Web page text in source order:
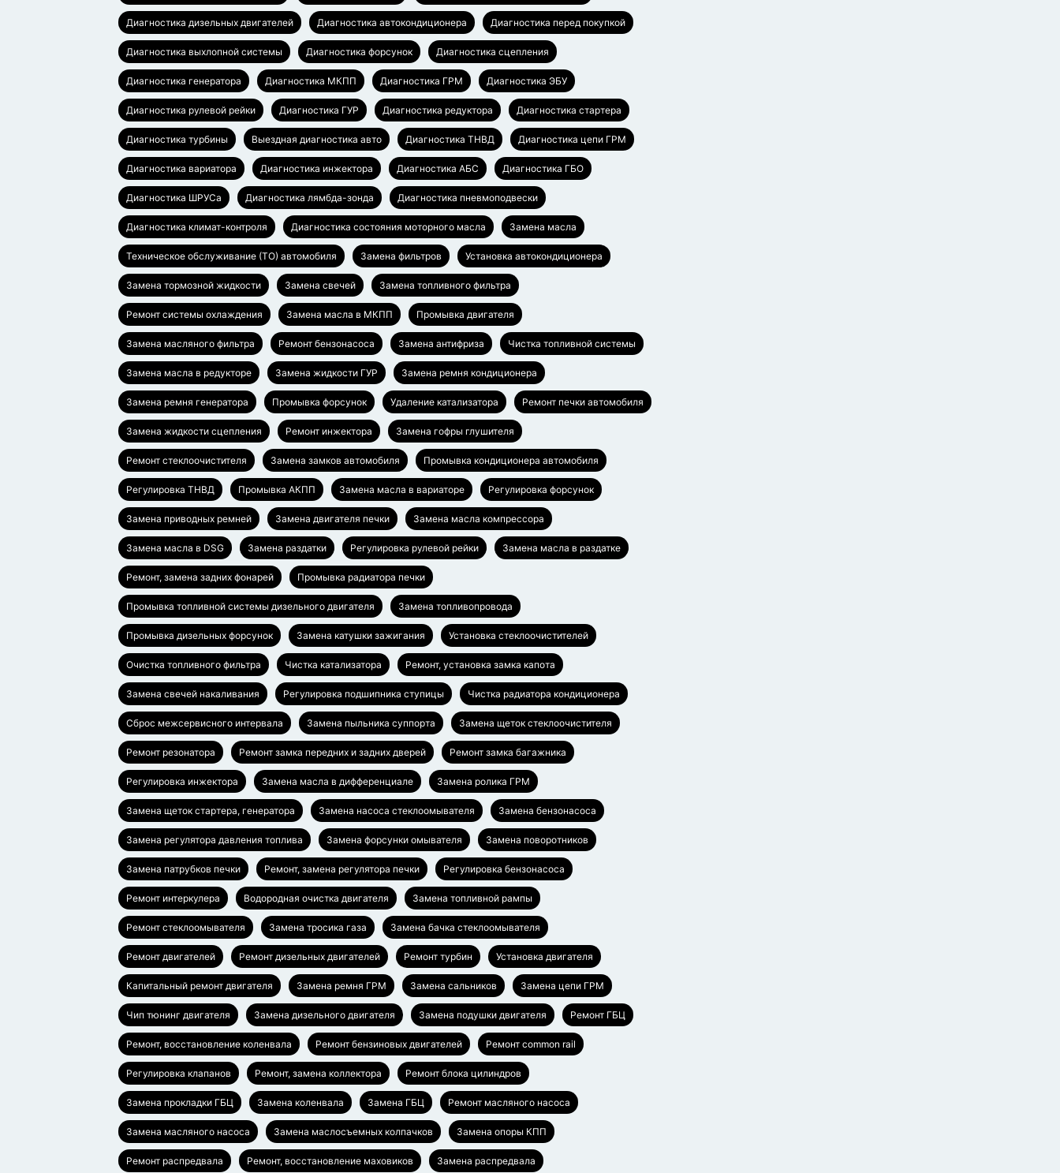
Диагностика дизельных двигателей Диагностика автокондиционера Диагностика перед покупкой
Диагностика выхлопной системы Диагностика форсунок Диагностика сцепления
Диагностика генератора Диагностика МКПП Диагностика ГРМ Диагностика ЭБУ
Диагностика рулевой рейки Диагностика ГУР Диагностика редуктора Диагностика стартера
Диагностика турбины Выездная диагностика авто Диагностика ТНВД Диагностика цепи ГРМ
Диагностика вариатора Диагностика инжектора Диагностика АБС Диагностика ГБО
Диагностика ШРУСа Диагностика лямбда-зонда Диагностика пневмоподвески
Диагностика климат-контроля Диагностика состояния моторного масла Замена масла
Техническое обслуживание (ТО) автомобиля Замена фильтров Установка автокондиционера
Замена тормозной жидкости Замена свечей Замена топливного фильтра
Ремонт системы охлаждения Замена масла в МКПП Промывка двигателя
Замена масляного фильтра Ремонт бензонасоса Замена антифриза Чистка топливной системы
Замена масла в редукторе Замена жидкости ГУР Замена ремня кондиционера
Замена ремня генератора Промывка форсунок Удаление катализатора Ремонт печки автомобиля
Замена жидкости сцепления Ремонт инжектора Замена гофры глушителя
Ремонт стеклоочистителя Замена замков автомобиля Промывка кондиционера автомобиля
Регулировка ТНВД Промывка АКПП Замена масла в вариаторе Регулировка форсунок
Замена приводных ремней Замена двигателя печки Замена масла компрессора
Замена масла в DSG Замена раздатки Регулировка рулевой рейки Замена масла в раздатке
Ремонт, замена задних фонарей Промывка радиатора печки
Промывка топливной системы дизельного двигателя Замена топливопровода
Промывка дизельных форсунок Замена катушки зажигания Установка стеклоочистителей
Очистка топливного фильтра Чистка катализатора Ремонт, установка замка капота
Замена свечей накаливания Регулировка подшипника ступицы Чистка радиатора кондиционера
Сброс межсервисного интервала Замена пыльника суппорта Замена щеток стеклоочистителя
Ремонт резонатора Ремонт замка передних и задних дверей Ремонт замка багажника
Регулировка инжектора Замена масла в дифференциале Замена ролика ГРМ
Замена щеток стартера, генератора Замена насоса стеклоомывателя Замена бензонасоса
Замена регулятора давления топлива Замена форсунки омывателя Замена поворотников
Замена патрубков печки Ремонт, замена регулятора печки Регулировка бензонасоса
Ремонт интеркулера Водородная очистка двигателя Замена топливной рампы
Ремонт стеклоомывателя Замена тросика газа Замена бачка стеклоомывателя
Ремонт двигателей Ремонт дизельных двигателей Ремонт турбин Установка двигателя
Капитальный ремонт двигателя Замена ремня ГРМ Замена сальников Замена цепи ГРМ
Чип тюнинг двигателя Замена дизельного двигателя Замена подушки двигателя Ремонт ГБЦ
Ремонт, восстановление коленвала Ремонт бензиновых двигателей Ремонт common rail
Регулировка клапанов Ремонт, замена коллектора Ремонт блока цилиндров
Замена прокладки ГБЦ Замена коленвала Замена ГБЦ Ремонт масляного насоса
Замена масляного насоса Замена маслосъемных колпачков Замена опоры КПП
Ремонт распредвала Ремонт, восстановление маховиков Замена распредвала